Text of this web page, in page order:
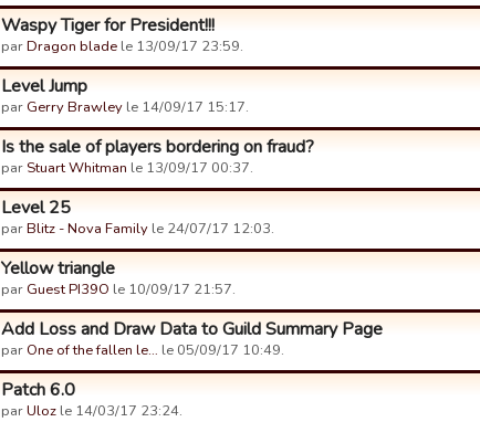
Waspy Tiger for President!!!
parDragon blade le 13/09/17 23:59.
Level Jump
par Gerry Brawley le 14/09/17 15:17.
Is the sale of players bordering on fraud?
par Stuart Whitman le 13/09/17 00:37.
Level 25
parBlitz - Nova Family le 24/07/17 12:03.
Yellow triangle
par Guest PI39O le 10/09/17 21:57.
Add Loss and Draw Data to Guild Summary Page
par One of the fallen le… le 05/09/17 10:49.
Patch 6.0
parUloz le 14/03/17 23:24.